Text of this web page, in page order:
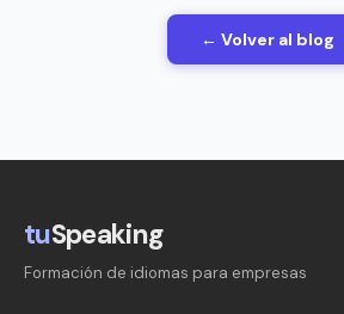
← Volver al blog
tuSpeaking
Formación de idiomas para empresas